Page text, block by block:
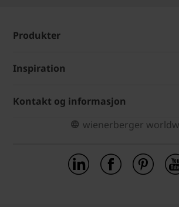
Produkter
Inspiration
Kontakt og informasjon
wienerberger